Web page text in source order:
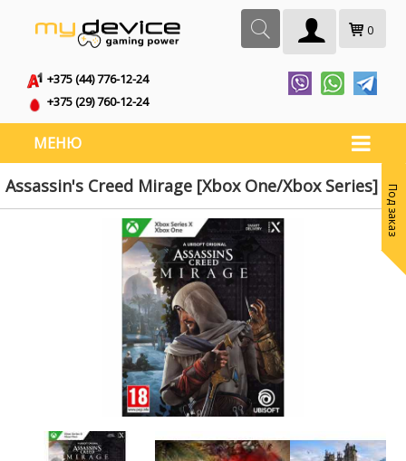
0
+375 (44) 776-12-24
+375 (29) 760-12-24
МЕНЮ
Assassin's Creed Mirage [Xbox One/Xbox Series] Под заказ